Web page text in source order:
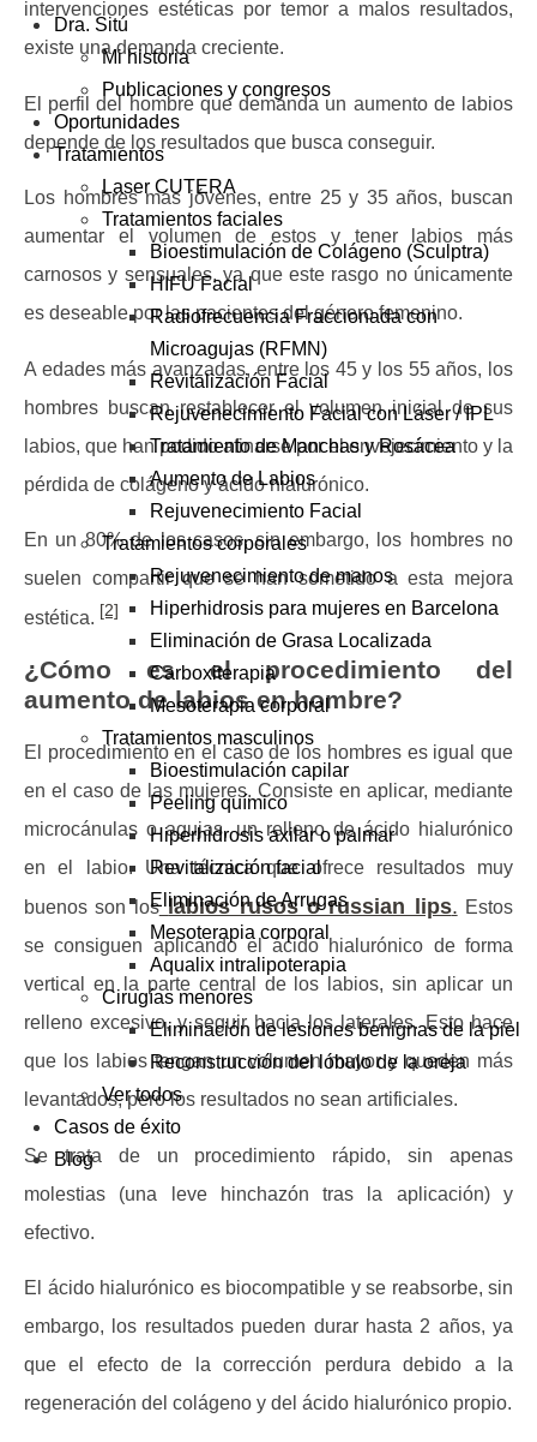
Dra. Sitú
Mi historia
Publicaciones y congresos
Oportunidades
Tratamientos
Laser CUTERA
Tratamientos faciales
Bioestimulación de Colágeno (Sculptra)
HIFU Facial
Radiofrecuencia Fraccionada con
Microagujas (RFMN)
Revitalización Facial
Rejuvenecimiento Facial con Láser / IPL
Tratamiento de Manchas y Rosácea
Aumento de Labios
Rejuvenecimiento Facial
Tratamientos corporales
Rejuvenecimiento de manos
Hiperhidrosis para mujeres en Barcelona
Eliminación de Grasa Localizada
Carboxiterapia
Mesoterapia corporal
Tratamientos masculinos
Bioestimulación capilar
Peeling químico
Hiperhidrosis axilar o palmar
Revitalización facial
Eliminación de Arrugas
Mesoterapia corporal
Aqualix intralipoterapia
Cirugías menores
Eliminación de lesiones benignas de la piel
Reconstrucción del lóbulo de la oreja
Ver todos
Casos de éxito
Blog
intervenciones estéticas por temor a malos resultados,
existe una demanda creciente.
El perfil del hombre que demanda un aumento de labios
depende de los resultados que busca conseguir.
Los hombres más jóvenes, entre 25 y 35 años, buscan
aumentar el volumen de estos y tener labios más
carnosos y sensuales, ya que este rasgo no únicamente
es deseable por las pacientes del género femenino.
A edades más avanzadas, entre los 45 y los 55 años, los
hombres buscan restablecer el volumen inicial de sus
labios, que han podido afinarse por el envejecimiento y la
pérdida de colágeno y ácido hialurónico.
En un 80% de los casos, sin embargo, los hombres no
suelen compartir que se han sometido a esta mejora
estética. [2]
¿Cómo es el procedimiento del
aumento de labios en hombre?
El procedimiento en el caso de los hombres es igual que
en el caso de las mujeres. Consiste en aplicar, mediante
microcánulas o agujas, un relleno de ácido hialurónico
en el labio. Una técnica que ofrece resultados muy
buenos son los labios rusos o russian lips. Estos
se consiguen aplicando el ácido hialurónico de forma
vertical en la parte central de los labios, sin aplicar un
relleno excesivo, y seguir hacia los laterales. Esto hace
que los labios tengan un volumen mayor y queden más
levantados, pero los resultados no sean artificiales.
Se trata de un procedimiento rápido, sin apenas
molestias (una leve hinchazón tras la aplicación) y
efectivo.
El ácido hialurónico es biocompatible y se reabsorbe, sin
embargo, los resultados pueden durar hasta 2 años, ya
que el efecto de la corrección perdura debido a la
regeneración del colágeno y del ácido hialurónico propio.